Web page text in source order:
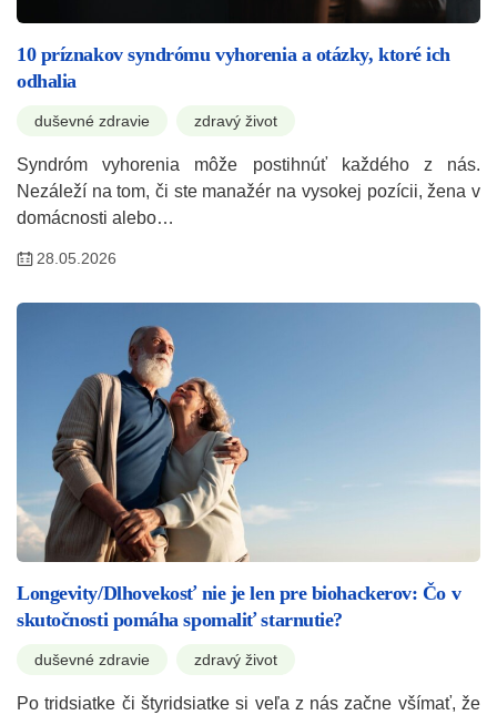
10 príznakov syndrómu vyhorenia a otázky, ktoré ich
odhalia
duševné zdravie zdravý život
Syndróm vyhorenia môže postihnúť každého z nás.
Nezáleží na tom, či ste manažér na vysokej pozícii, žena v
domácnosti alebo…
28.05.2026
Longevity/Dlhovekosť nie je len pre biohackerov: Čo v
skutočnosti pomáha spomaliť starnutie?
duševné zdravie zdravý život
Po tridsiatke či štyridsiatke si veľa z nás začne všímať, že